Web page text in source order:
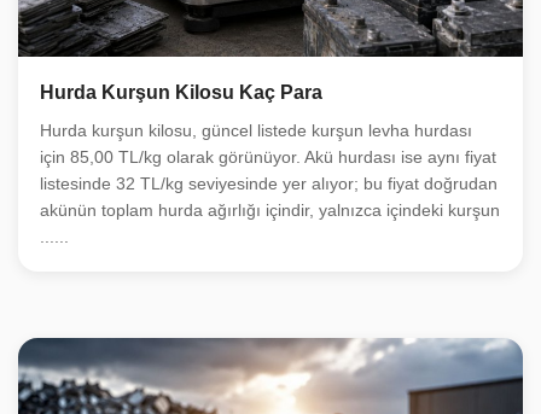
Hurda Kurşun Kilosu Kaç Para
Hurda kurşun kilosu, güncel listede kurşun levha hurdası
için 85,00 TL/kg olarak görünüyor. Akü hurdası ise aynı fiyat
listesinde 32 TL/kg seviyesinde yer alıyor; bu fiyat doğrudan
akünün toplam hurda ağırlığı içindir, yalnızca içindeki kurşun
......